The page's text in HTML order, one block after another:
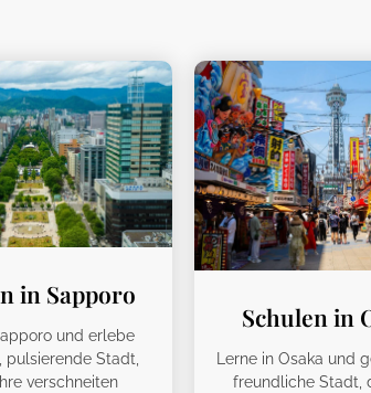
in Sapporo
und erlebe
pulsierende Stadt,
verschneiten
Schulen in
Lerne in Osaka und
freundliche Stadt,